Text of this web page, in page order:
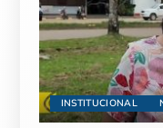
INSTITUCIONAL